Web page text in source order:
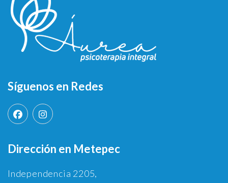
Síguenos en Redes
Dirección en Metepec
Independencia 2205,